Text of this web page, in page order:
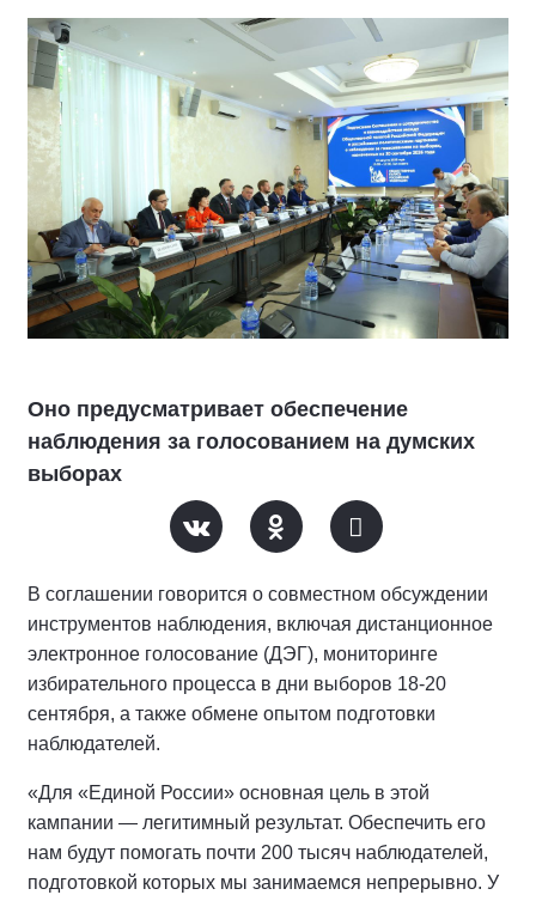
Оно предусматривает обеспечение
наблюдения за голосованием на думских
выборах
В соглашении говорится о совместном обсуждении
инструментов наблюдения, включая дистанционное
электронное голосование (ДЭГ), мониторинге
избирательного процесса в дни выборов 18-20
сентября, а также обмене опытом подготовки
наблюдателей.
«Для «Единой России» основная цель в этой
кампании — легитимный результат. Обеспечить его
нам будут помогать почти 200 тысяч наблюдателей,
подготовкой которых мы занимаемся непрерывно. У